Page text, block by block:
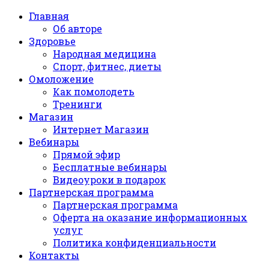
Главная
Об авторе
Здоровье
Народная медицина
Спорт, фитнес, диеты
Омоложение
Как помолодеть
Тренинги
Магазин
Интернет Магазин
Вебинары
Прямой эфир
Бесплатные вебинары
Видеоуроки в подарок
Партнерская программа
Партнерская программа
Оферта на оказание информационных
услуг
Политика конфиденциальности
Контакты